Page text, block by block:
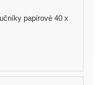
papírové 40 x